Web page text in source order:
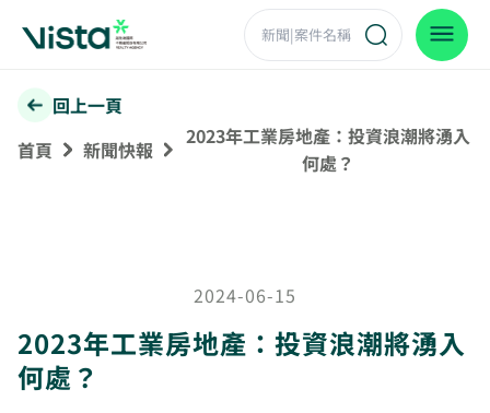
回上一頁
首頁
新聞快報
2023年工業房地產：投資浪潮將湧入
何處？
2024-06-15
2023年工業房地產：投資浪潮將湧入
何處？